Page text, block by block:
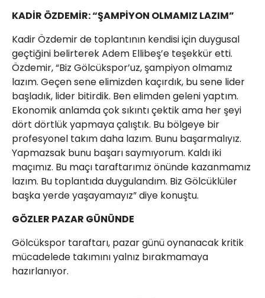
KADİR ÖZDEMİR: “ŞAMPİYON OLMAMIZ LAZIM”
Kadir Özdemir de toplantının kendisi için duygusal
geçtiğini belirterek Adem Ellibeş’e teşekkür etti.
Özdemir, “Biz Gölcükspor’uz, şampiyon olmamız
lazım. Geçen sene elimizden kaçırdık, bu sene lider
başladık, lider bitirdik. Ben elimden geleni yaptım.
Ekonomik anlamda çok sıkıntı çektik ama her şeyi
dört dörtlük yapmaya çalıştık. Bu bölgeye bir
profesyonel takım daha lazım. Bunu başarmalıyız.
Yapmazsak bunu başarı saymıyorum. Kaldı iki
maçımız. Bu maçı taraftarımız önünde kazanmamız
lazım. Bu toplantıda duygulandım. Biz Gölcüklüler
başka yerde yaşayamayız” diye konuştu.
GÖZLER PAZAR GÜNÜNDE
Gölcükspor taraftarı, pazar günü oynanacak kritik
mücadelede takımını yalnız bırakmamaya
hazırlanıyor.